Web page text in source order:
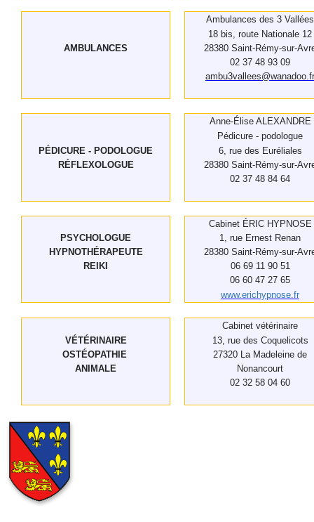
Ambulances des 3 Vallées
18 bis, route Nationale 12
AMBULANCES
28380 Saint-Rémy-sur-
02 37 48 93 09
ambu3vallees@wanadoo.fr
Anne-Élise ALEXANDRE
Pédicure - podologue
PÉDICURE - PODOLOGUE
6, rue des Euréliales
RÉFLEXOLOGUE
28380 Saint-Rémy-sur-
02 37 48 84 64
Cabinet ÉRIC HYPNOSE
PSYCHOLOGUE
1, rue Ernest Renan
HYPNOTHÉRAPEUTE
28380 Saint-Rémy-sur-
REIKI
06 69 11 90 51
06 60 47 27 65
www.erichypnose.fr
Cabinet vétérinaire
VÉTÉRINAIRE
13, rue des Coquelicots
OSTÉOPATHIE
27320 La Madeleine de
ANIMALE
Nonancourt
02 32 58 04 60